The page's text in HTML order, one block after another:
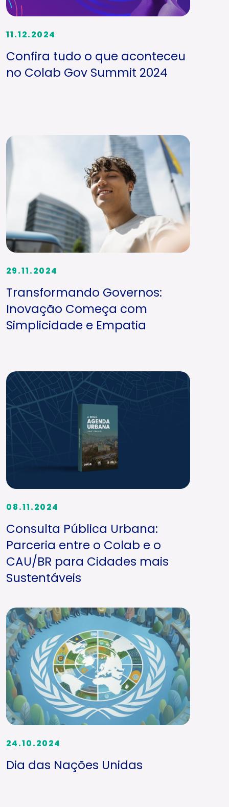
11.12.2024
Confira tudo o que aconteceu
no Colab Gov Summit 2024
29.11.2024
Transformando Governos:
Inovação Começa com
Simplicidade e Empatia
08.11.2024
Consulta Pública Urbana:
Parceria entre o Colab e o
CAU/BR para Cidades mais
Sustentáveis
24.10.2024
Dia das Nações Unidas